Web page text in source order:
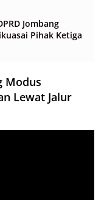
Jombang
Pihak Ketiga
Modus
Lewat Jalur